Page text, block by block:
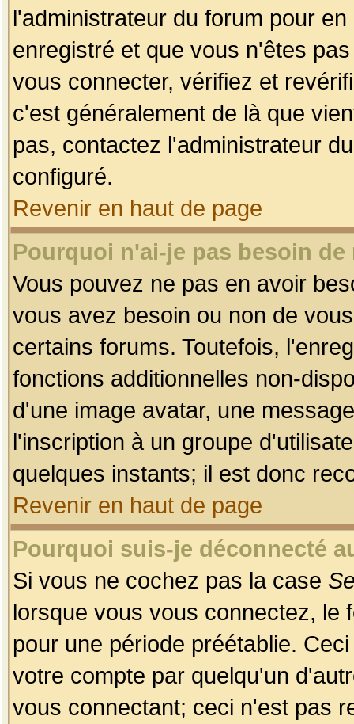
l'administrateur du forum pour
enregistré et que vous n'êtes
vous connecter, vérifiez et
c'est généralement de là que
pas, contactez l'administrateur
configuré.
Revenir en haut de page
Pourquoi n'ai-je pas besoin
Vous pouvez ne pas en avoir
vous avez besoin ou non de
certains forums. Toutefois,
fonctions additionnelles non-
d'une image avatar, une
l'inscription à un groupe
quelques instants; il est donc
Revenir en haut de page
Pourquoi suis-je déconnecté
Si vous ne cochez pas la case
lorsque vous vous connectez, le
pour une période préétablie.
votre compte par quelqu'un
vous connectant; ceci n'est pas